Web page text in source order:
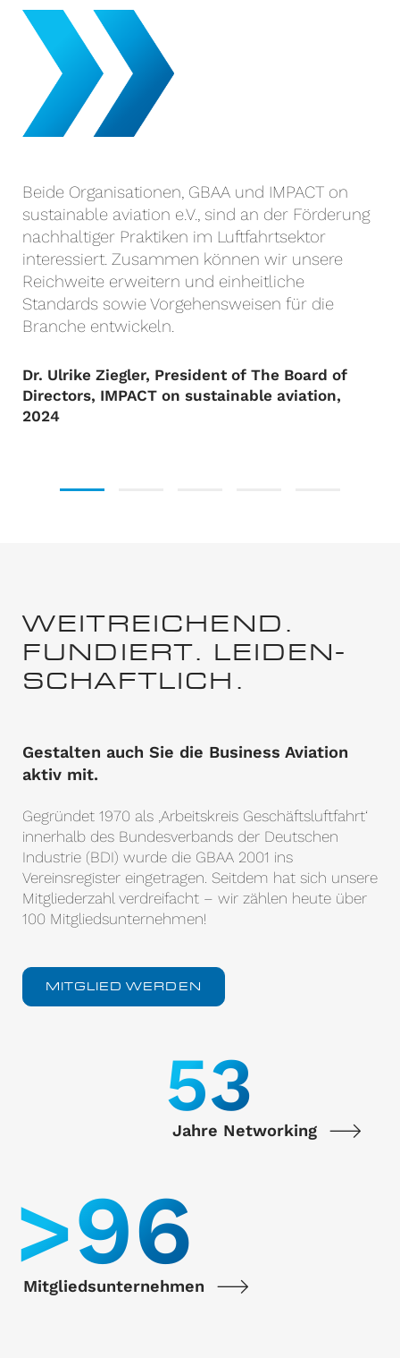
Beide Organisationen, GBAA und IMPACT on
sustainable aviation e.V., sind an der Förderung
nachhaltiger Praktiken im Luftfahrtsektor
interessiert. Zusammen können wir unsere
Reichweite erweitern und einheitliche
Standards sowie Vorgehensweisen für die
Branche entwickeln.
Dr. Ulrike Ziegler, President of The Board of
Directors, IMPACT on sustainable aviation,
2024
WEITREICHEND.
FUNDIERT. LEIDEN­
SCHAFTLICH.
Gestalten auch Sie die Business Aviation
aktiv mit.
Gegründet 1970 als ‚Arbeitskreis Geschäftsluftfahrt‘
innerhalb des Bundesverbands der Deutschen
Industrie (BDI) wurde die GBAA 2001 ins
Vereinsregister eingetragen. Seitdem hat sich unsere
Mitgliederzahl verdreifacht – wir zählen heute über
100 Mitgliedsunternehmen!
MITGLIED WERDEN
55
Jahre Networking
>100
Mitgliedsunternehmen